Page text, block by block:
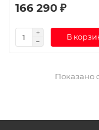
166 290 ₽
В
Показано